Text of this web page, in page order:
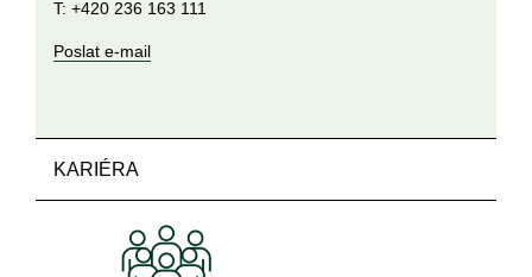
T: +420 236 163 111
Poslat e-mail
KARIÉRA